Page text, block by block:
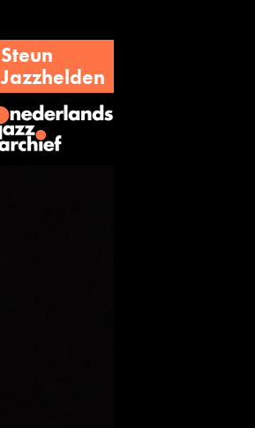
Steun
Jazzhelden